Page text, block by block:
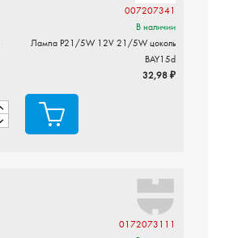
007207341
В наличии
Лампа P21/5W 12V 21/5W цоколь
BAY15d
32,98 ₽
0172073111